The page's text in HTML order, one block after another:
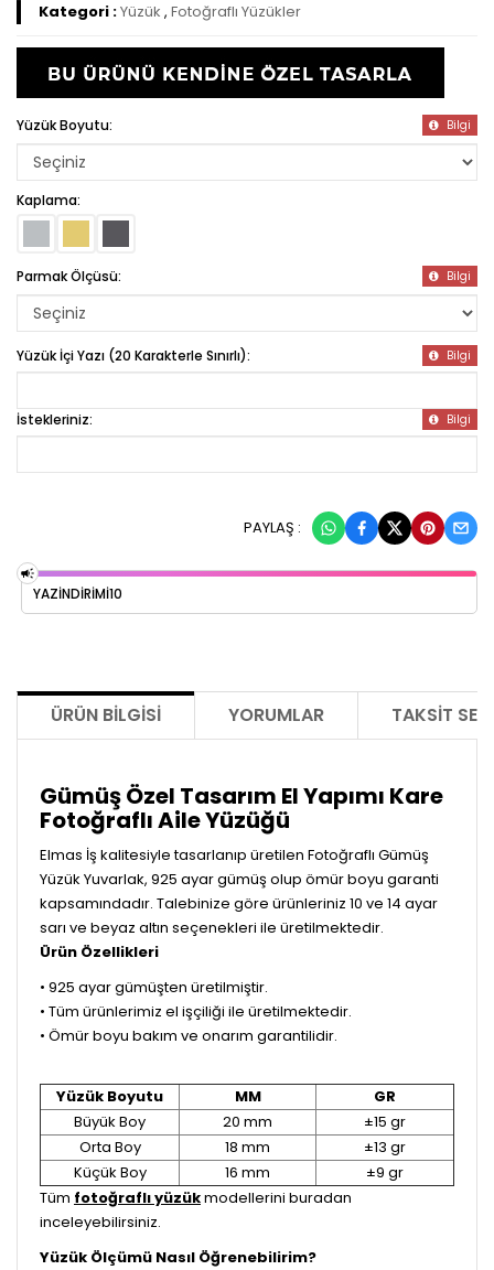
Kategori :Yüzük , Fotoğraflı Yüzükler
Yüzük Boyutu: Bilgi
Kaplama:
Parmak Ölçüsü: Bilgi
Yüzük İçi Yazı (20 Karakterle Sınırlı): Bilgi
İstekleriniz: Bilgi
PAYLAŞ :
YAZİNDİRİMİ10
ÜRÜN BILGISI YORUMLAR TAKSIT
Gümüş Özel Tasarım El Yapımı Kare
Fotoğraflı Aile Yüzüğü
Elmas İş kalitesiyle tasarlanıp üretilen Fotoğraflı Gümüş
Yüzük Yuvarlak, 925 ayar gümüş olup ömür boyu garanti
kapsamındadır. Talebinize göre ürünleriniz 10 ve 14 ayar
sarı ve beyaz altın seçenekleri ile üretilmektedir.
Ürün Özellikleri
• 925 ayar gümüşten üretilmiştir.
• Tüm ürünlerimiz el işçiliği ile üretilmektedir.
• Ömür boyu bakım ve onarım garantilidir.
Yüzük Boyutu MM
GR
Büyük Boy
20 mm
±15 gr
Orta Boy
18 mm
±13 gr
Küçük Boy
16 mm
±9 gr
Tüm fotoğraflı yüzükmodellerini buradan
inceleyebilirsiniz.
Yüzük Ölçümü Nasıl Öğrenebilirim?